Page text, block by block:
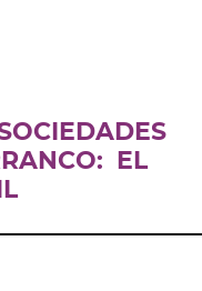
EL